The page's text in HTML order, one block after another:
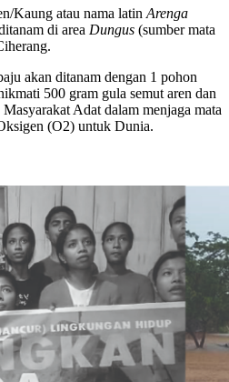
Kaung atau nama latin Arenga
di area Dungus (sumber mata
akan ditanam dengan 1 pohon
500 gram gula semut aren dan
Adat dalam menjaga mata
(O2) untuk Dunia.